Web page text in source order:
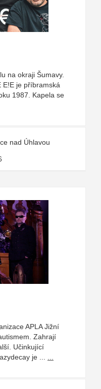
na okraji Šumavy.
E!E je příbramská
1987. Kapela se
nad Úhlavou
APLA Jižní
Zahrají
Učinkující
je ...